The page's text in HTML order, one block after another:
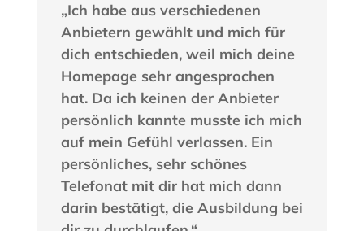
„Ich habe aus verschiedenen
Anbietern gewählt und mich für
dich entschieden, weil mich deine
Homepage sehr angesprochen
hat. Da ich keinen der Anbieter
persönlich kannte musste ich mich
auf mein Gefühl verlassen. Ein
persönliches, sehr schönes
Telefonat mit dir hat mich dann
darin bestätigt, die Ausbildung bei